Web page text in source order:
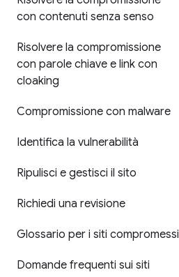
con contenuti senza senso
Risolvere la compromissione
con parole chiave e link con
cloaking
Compromissione con malware
Identifica la vulnerabilità
Ripulisci e gestisci il sito
Richiedi una revisione
Glossario per i siti compromessi
Domande frequenti sui siti